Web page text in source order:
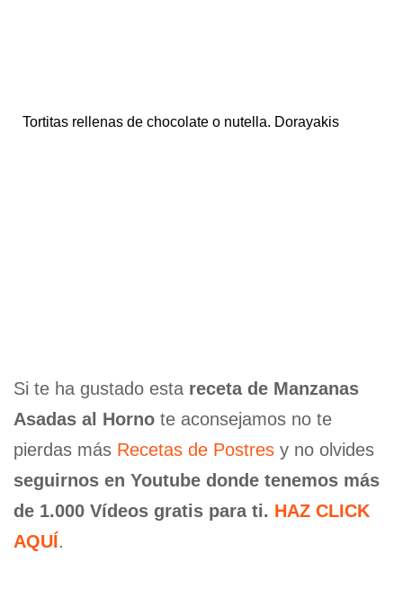
Tortitas rellenas de chocolate o nutella. Dorayakis
Si te ha gustado esta receta de Manzanas
Asadas al Horno te aconsejamos no te
pierdas más Recetas de Postres y no olvides
seguirnos en Youtube donde tenemos más
de 1.000 Vídeos gratis para ti. HAZ CLICK
AQUÍ.